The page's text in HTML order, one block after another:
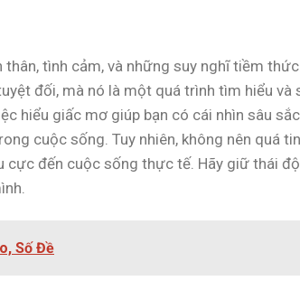
tình cảm, và những suy nghĩ tiềm
đối, mà nó là một quá trình tìm hiểu và
hiểu giấc mơ giúp bạn có cái nhìn sâu sắc
cuộc sống. Tuy nhiên, không nên quá tin
đến cuộc sống thực tế. Hãy giữ thái độ
Số Đề